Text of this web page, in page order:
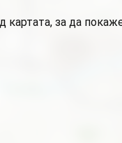
за да